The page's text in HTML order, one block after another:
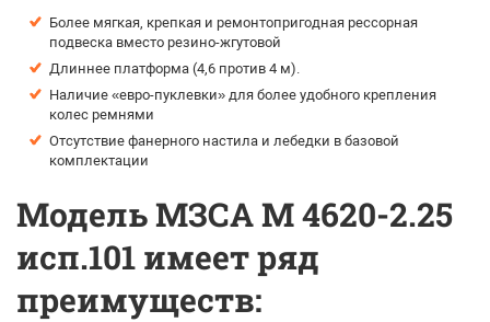
Более мягкая, крепкая и ремонтопригодная рессорная
подвеска вместо резино-жгутовой
Длиннее платформа (4,6 против 4 м).
Наличие «евро-пуклевки» для более удобного крепления
колес ремнями
Отсутствие фанерного настила и лебедки в базовой
комплектации
Модель МЗСА М 4620-2.25
исп.101 имеет ряд
преимуществ: